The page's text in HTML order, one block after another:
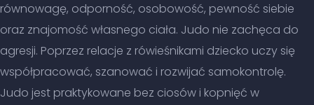
równowagę, odporność, osobowość, pewność siebie
oraz znajomość własnego ciała. Judo nie zachęca do
agresji. Poprzez relacje z rówieśnikami dziecko uczy się
współpracować, szanować i rozwijać samokontrolę.
Judo jest praktykowane bez ciosów i kopnięć w